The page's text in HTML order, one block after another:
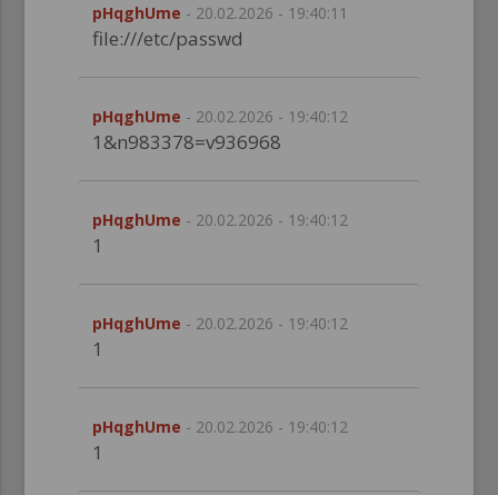
pHqghUme - 20.02.2026 - 19:40:11
file:///etc/passwd
pHqghUme - 20.02.2026 - 19:40:12
1&n983378=v936968
pHqghUme - 20.02.2026 - 19:40:12
1
pHqghUme - 20.02.2026 - 19:40:12
1
pHqghUme - 20.02.2026 - 19:40:12
1